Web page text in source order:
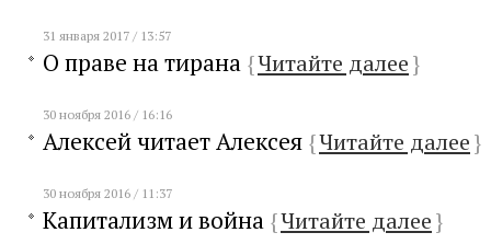
31 января 2017 / 13:57
О праве на тирана {Читайте далее}
30 ноября 2016 / 16:16
Алексей читает Алексея {Читайте далее}
30 ноября 2016 / 11:37
Капитализм и война {Читайте далее}